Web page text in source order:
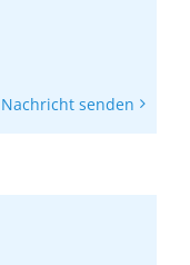
Nachricht senden